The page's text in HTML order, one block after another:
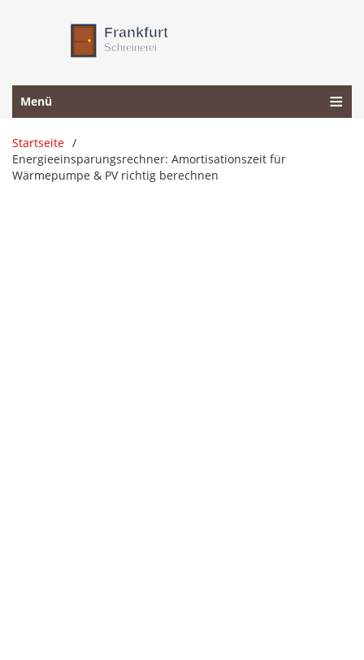
Menü
Startseite
Energieeinsparungsrechner: Amortisationszeit für
Wärmepumpe & PV richtig berechnen